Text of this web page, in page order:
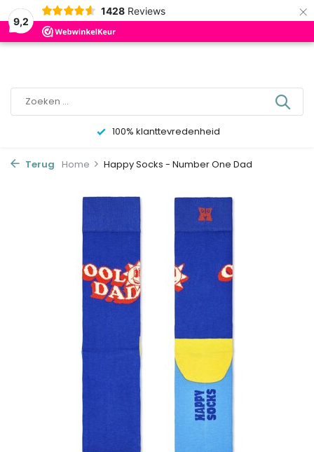
9,2
1428 Reviews ×
0
100% klanttevredenheid
Terug Home Happy Socks - Number One Dad